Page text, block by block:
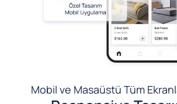
Mobil ve Masaüstü Tüm